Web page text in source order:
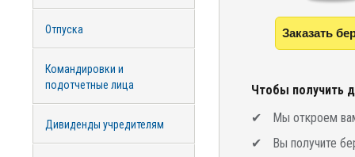
Заказать
Чтобы получить
Мы откроем
Вы получите
Отпуска
Командировки и
подотчетные лица
Дивиденды учредителям